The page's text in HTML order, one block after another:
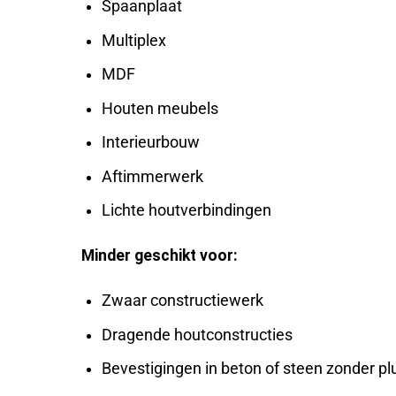
Spaanplaat
Multiplex
MDF
Houten meubels
Interieurbouw
Aftimmerwerk
Lichte houtverbindingen
Minder geschikt voor:
Zwaar constructiewerk
Dragende houtconstructies
Bevestigingen in beton of steen zonder